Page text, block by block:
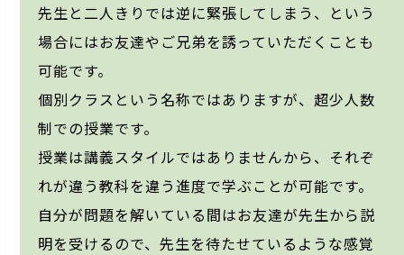
先生と二人きりでは逆に緊張してしまう、という
場合にはお友達やご兄弟を誘っていただくことも
可能です。
個別クラスという名称ではありますが、超少人数
制での授業です。
授業は講義スタイルではありませんから、それぞ
れが違う教科を違う進度で学ぶことが可能です。
自分が問題を解いている間はお友達が先生から説
明を受けるので、先生を待たせているような感覚